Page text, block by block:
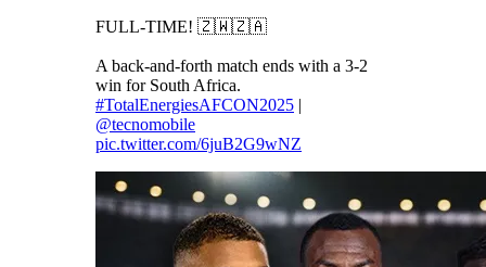
FULL-TIME! 🇿🇼🇿🇦
A back-and-forth match ends with a 3-2
win for South Africa.
#TotalEnergiesAFCON2025 |
@tecnomobile
pic.twitter.com/6juB2G9wNZ